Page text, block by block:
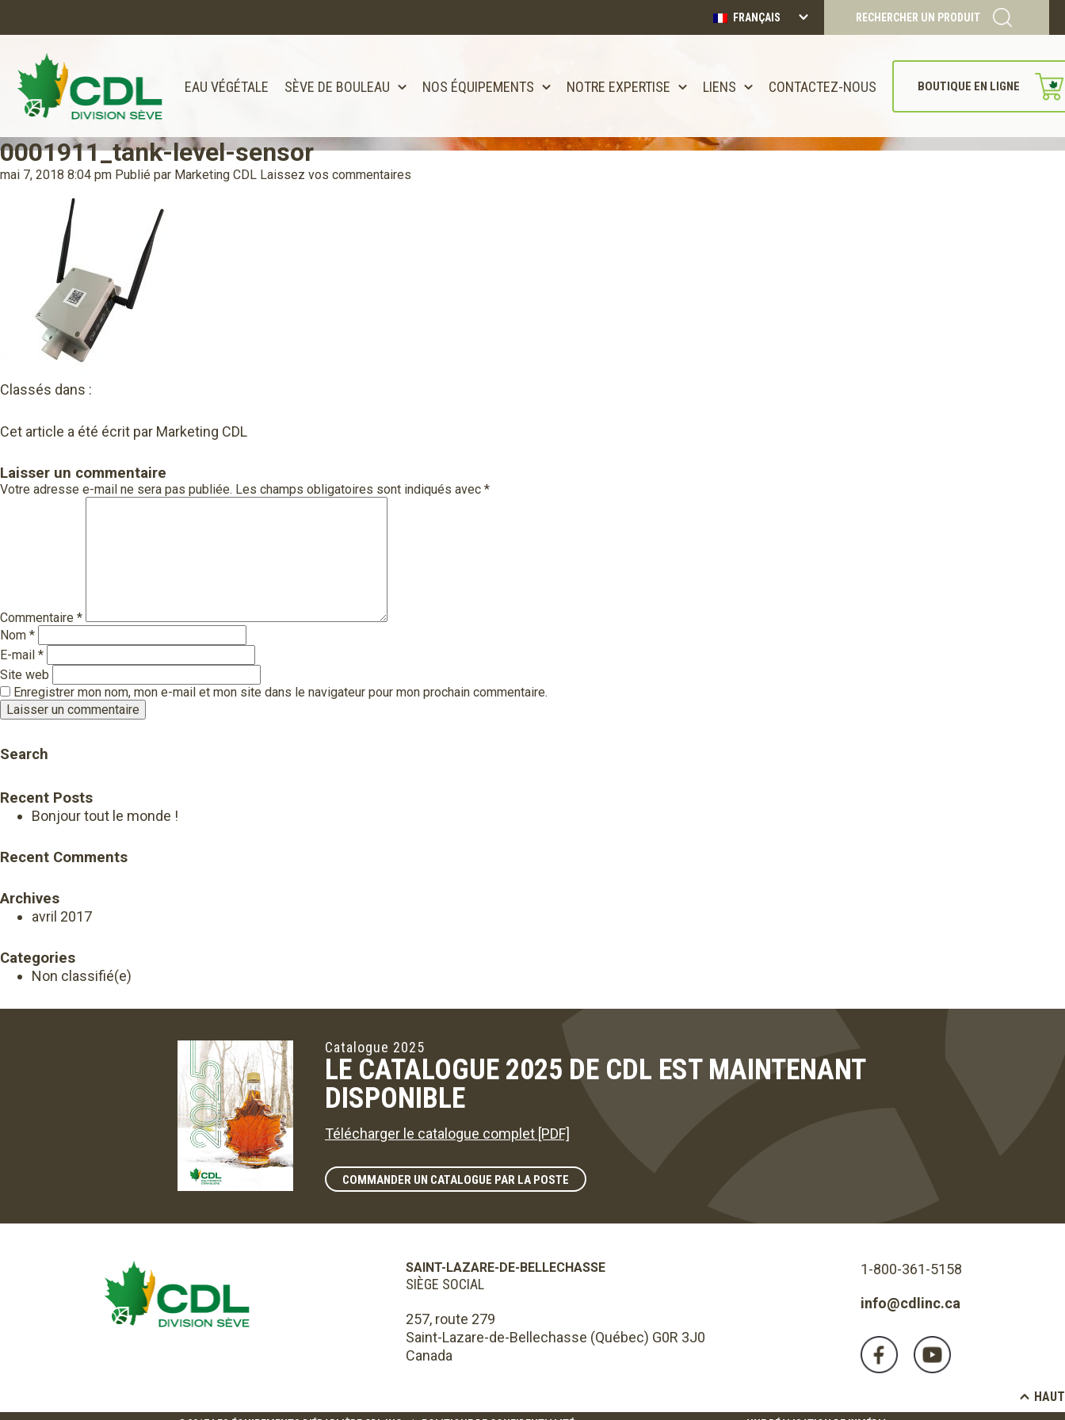
FRANÇAIS RECHERCHER UN PRODUIT
EAU VÉGÉTALE SÈVE DE BOULEAU NOS ÉQUIPEMENTS NOTRE EXPERTISE LIENS CONTACTEZ-NOUS BOUTIQUE EN LIGNE
Notre site d'achats en ligne sera bientôt disponible!!
Merci de votre compréhension.
CONTINUER
0001911_tank-level-sensor
mai 7, 2018 8:04 pm Publié par Marketing CDL Laissez vos commentaires
Classés dans :
Cet article a été écrit par Marketing CDL
Laisser un commentaire
Votre adresse e-mail ne sera pas publiée. Les champs obligatoires sont indiqués avec *
Commentaire *
Nom *
E-mail *
Site web
Enregistrer mon nom, mon e-mail et mon site dans le navigateur pour mon prochain commentaire.
Search
Recent Posts
Bonjour tout le monde !
Recent Comments
Archives
avril 2017
Categories
Non classifié(e)
Catalogue 2025
LE CATALOGUE 2025 DE CDL EST MAINTENANT
DISPONIBLE
Télécharger le catalogue complet [PDF]
COMMANDER UN CATALOGUE PAR LA POSTE
SAINT-LAZARE-DE-BELLECHASSE
SIÈGE SOCIAL
257, route 279
Saint-Lazare-de-Bellechasse (Québec) G0R 3J0
Canada
1-800-361-5158
info@cdlinc.ca
HAUT